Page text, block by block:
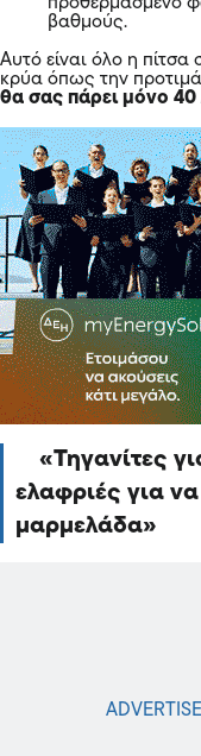
βαθμούς.
Αυτό είναι όλο η πίτσα
κρύα όπως την
θα σας πάρει μόνο 40
Τηγανίτες
ελαφριές για να
μαρμελάδα